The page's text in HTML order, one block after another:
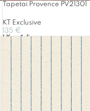
Tapetai Provence PV21301
KT Exclusive
135 €
Į Krepšelį